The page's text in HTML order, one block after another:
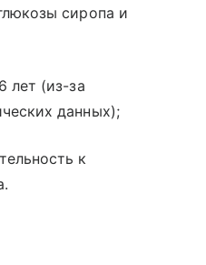
сиропа и
лет (из-за
данных);
к